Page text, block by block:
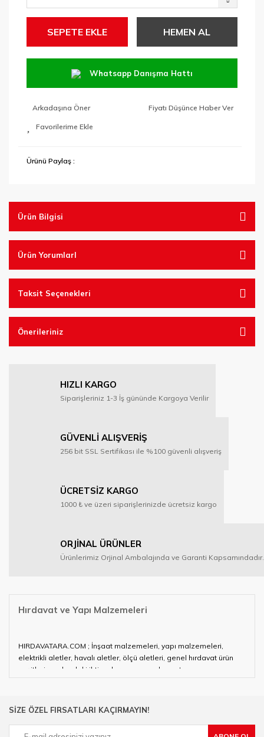
SEPETE EKLE HEMEN AL
Whatsapp Danışma Hattı
Arkadaşına Öner Fiyatı Düşünce Haber Ver
Ürünü Paylaş :
Ürün Bilgisi
Ürün YorumlarI
Taksit Seçenekleri
Önerileriniz
HIZLI KARGO
Siparişleriniz 1-3 İş gününde Kargoya Verilir
GÜVENLİ ALIŞVERİŞ
256 bit SSL Sertifikası ile %100 güvenli alışveriş
ÜCRETSİZ KARGO
1000 ₺ ve üzeri siparişlerinizde ücretsiz kargo
ORJİNAL ÜRÜNLER
Ürünlerimiz Orjinal Ambalajında ve Garanti Kapsamındadır.
Hırdavat ve Yapı Malzemeleri
HIRDAVATARA.COM ; İnşaat malzemeleri, yapı malzemeleri,
elektrikli aletler, havalı aletler, ölçü aletleri, genel hırdavat ürün
çeşitleri ve alandaki ihtiyaçlarınızın neredeyse tamamını
çalışan HIRDAVATARA.COM geniş ürün yelpazesi ile siz değerli
SİZE ÖZEL FIRSATLARI KAÇIRMAYIN!